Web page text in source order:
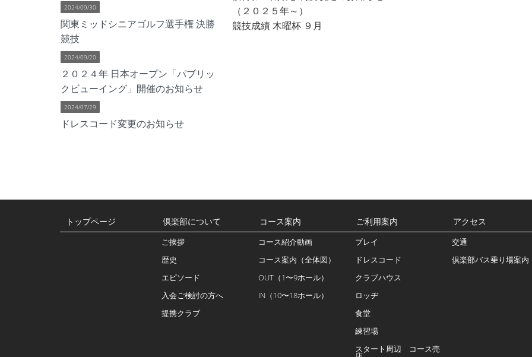
2024/09/30
関東ミッドシニアゴルフ選手権 決勝
競技
2024/09/20
２０２４年 日本オープン「パブリッ
クビューイング」開催のお知らせ
2024/07/29
ドレスコード変更のお知らせ
（２０２５年～）
競技成績 木曜杯 ９月
トップページ 倶楽部について
ご挨拶
歴史
エピソード
入会ご検討の方へ
提携クラブ
コース案内
コース紹介動画
コース案内（全体図）
OUT（1〜9ホール）
IN（10〜18ホール）
ご利用案内
プレイ
ドレスコード
クラブハウス
ロッヂ
食堂
練習場
スタート周辺 コース売
アクセス
交通
倶楽部バス乗り場案内